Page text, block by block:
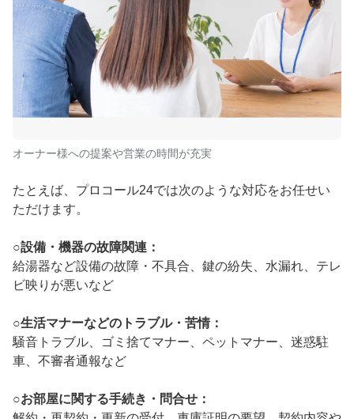
オーナー様への提案や営業の時間が充実
たとえば、プロコール24では次のような対応をお任せい
ただけます。
○設備・機器の故障関連：
給湯器など設備の故障・不具合、鍵の紛失、水漏れ、テレ
ビ映りが悪いなど
○生活マナーなどのトラブル・苦情：
騒音トラブル、ゴミ捨てマナー、ペットマナー、迷惑駐
車、不審者通報など
○お部屋に関する手続き・問合せ：